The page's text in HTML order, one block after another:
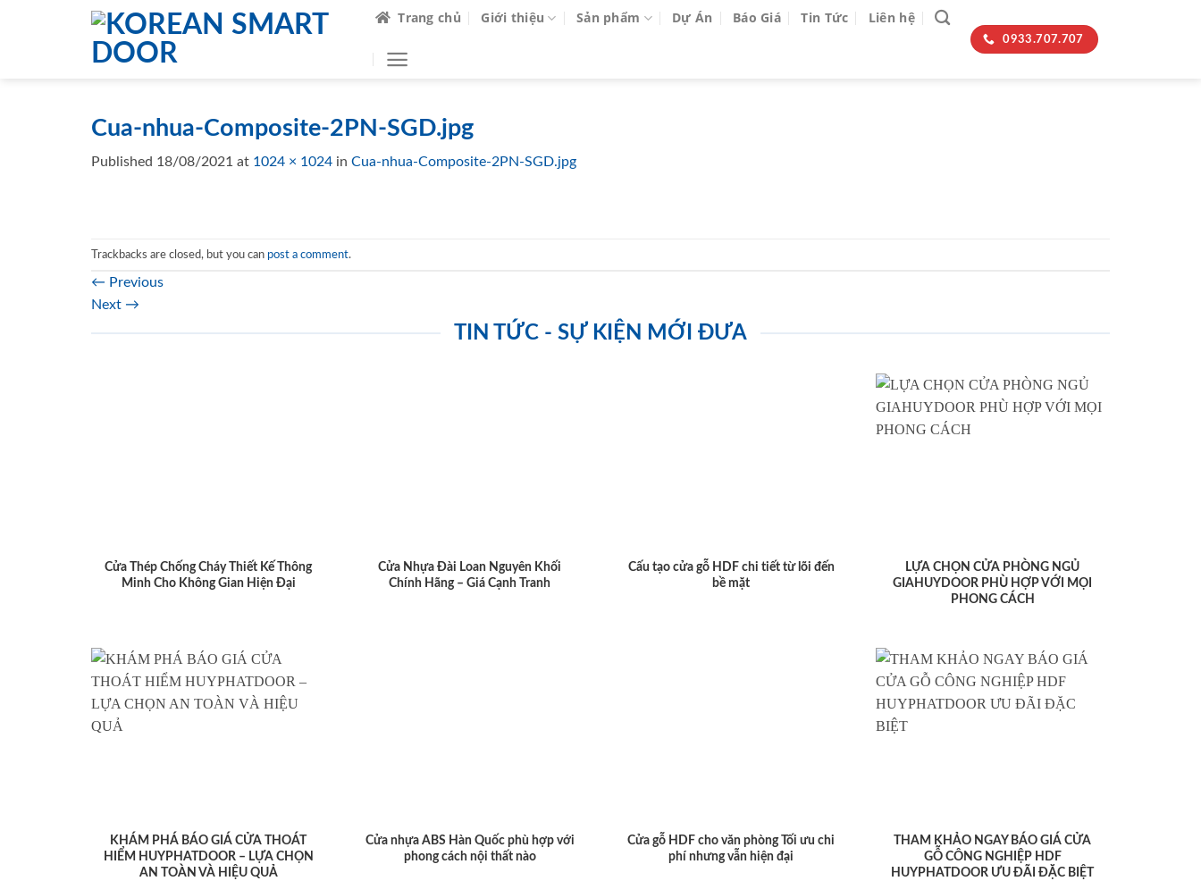
Trang chủ Giới thiệu Sản phẩm Dự Án Báo Giá Tin Tức Liên hệ
0933.707.707
Cua-nhua-Composite-2PN-SGD.jpg
Published 18/08/2021 at 1024 × 1024 in Cua-nhua-Composite-2PN-SGD.jpg
Trackbacks are closed, but you can post a comment.
← Previous
Next →
TIN TỨC - SỰ KIỆN MỚI ĐƯA
Cửa Thép Chống Cháy Thiết Kế Thông
Minh Cho Không Gian Hiện Đại
Cửa Nhựa Đài Loan Nguyên Khối
Chính Hãng – Giá Cạnh Tranh
Cấu tạo cửa gỗ HDF chi tiết từ lõi đến
bề mặt
LỰA CHỌN CỬA PHÒNG NGỦ
GIAHUYDOOR PHÙ HỢP VỚI MỌI
PHONG CÁCH
KHÁM PHÁ BÁO GIÁ CỬA THOÁT
HIỂM HUYPHATDOOR – LỰA CHỌN
AN TOÀN VÀ HIỆU QUẢ
Cửa nhựa ABS Hàn Quốc phù hợp với
phong cách nội thất nào
Cửa gỗ HDF cho văn phòng Tối ưu chi
phí nhưng vẫn hiện đại
THAM KHẢO NGAY BÁO GIÁ CỬA
GỖ CÔNG NGHIỆP HDF
HUYPHATDOOR ƯU ĐÃI ĐẶC BIỆT